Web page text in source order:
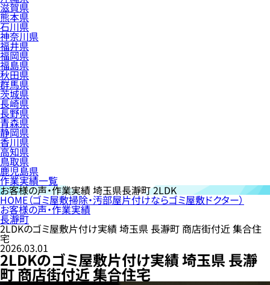
滋賀県
熊本県
石川県
神奈川県
福井県
福岡県
福島県
秋田県
群馬県
茨城県
長崎県
長野県
青森県
静岡県
香川県
高知県
鳥取県
鹿児島県
作業実績一覧
お客様の声・作業実績埼玉県長瀞町 2LDK
HOME（ゴミ屋敷掃除・汚部屋片付けならゴミ屋敷ドクター）
お客様の声・作業実績
長瀞町
2LDKのゴミ屋敷片付け実績 埼玉県 長瀞町 商店街付近 集合住
宅
2026.03.01
2LDKのゴミ屋敷片付け実績 埼玉県 長瀞
町 商店街付近 集合住宅